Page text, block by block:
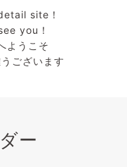
site！
you！
ようこそ
ございます
ー